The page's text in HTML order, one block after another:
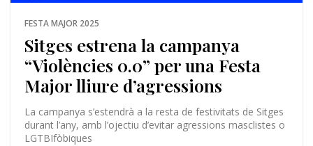
FESTA MAJOR 2025
Sitges estrena la campanya
“Violències 0.0” per una Festa
Major lliure d’agressions
La campanya s’estendrà a la resta de festivitats de Sitges
durant l’any, amb l’ojectiu d’evitar agressions masclistes o
LGTBIfòbiques